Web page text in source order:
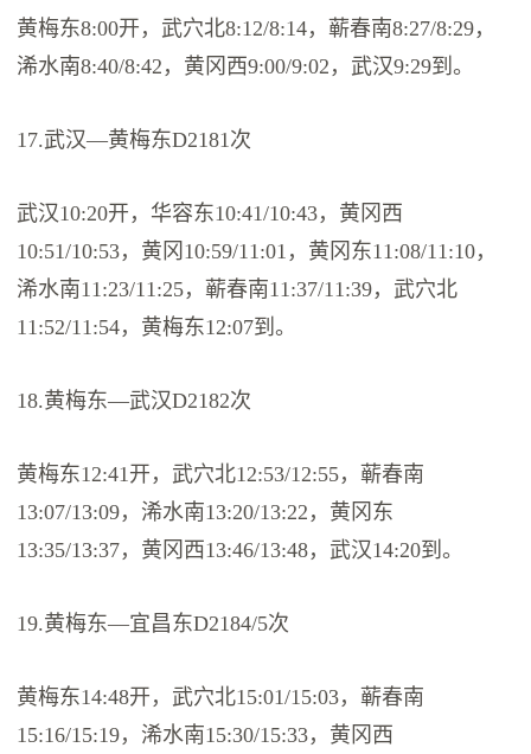
黄梅东8:00开，武穴北8:12/8:14，蕲春南8:27/8:29，
浠水南8:40/8:42，黄冈西9:00/9:02，武汉9:29到。
17.武汉—黄梅东D2181次
武汉10:20开，华容东10:41/10:43，黄冈西
10:51/10:53，黄冈10:59/11:01，黄冈东11:08/11:10，
浠水南11:23/11:25，蕲春南11:37/11:39，武穴北
11:52/11:54，黄梅东12:07到。
18.黄梅东—武汉D2182次
黄梅东12:41开，武穴北12:53/12:55，蕲春南
13:07/13:09，浠水南13:20/13:22，黄冈东
13:35/13:37，黄冈西13:46/13:48，武汉14:20到。
19.黄梅东—宜昌东D2184/5次
黄梅东14:48开，武穴北15:01/15:03，蕲春南
15:16/15:19，浠水南15:30/15:33，黄冈西